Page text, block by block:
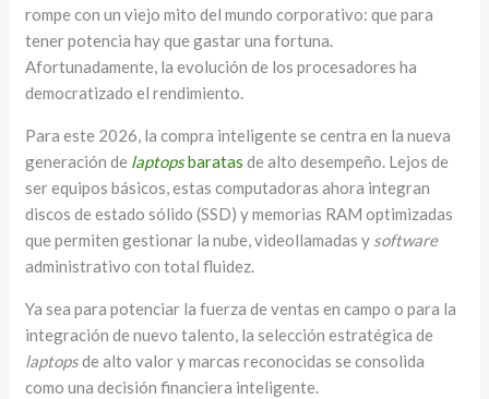
rompe con un viejo mito del mundo corporativo: que para
tener potencia hay que gastar una fortuna.
Afortunadamente, la evolución de los procesadores ha
democratizado el rendimiento.
Para este 2026, la compra inteligente se centra en la nueva
generación de laptopsbaratas de alto desempeño. Lejos de
ser equipos básicos, estas computadoras ahora integran
discos de estado sólido (SSD) y memorias RAM optimizadas
que permiten gestionar la nube, videollamadas y software
administrativo con total fluidez.
Ya sea para potenciar la fuerza de ventas en campo o para la
integración de nuevo talento, la selección estratégica de
laptopsde alto valor y marcas reconocidas se consolida
como una decisión financiera inteligente.